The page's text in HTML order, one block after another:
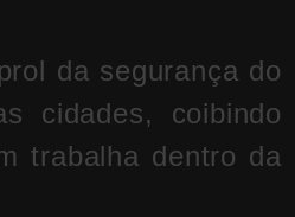
da segurança do
cidades, coibindo
trabalha dentro da